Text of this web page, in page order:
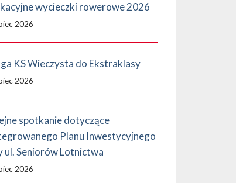
wycieczki rowerowe 2026
2026
KS Wieczysta do Ekstraklasy
2026
spotkanie dotyczące
Planu Inwestycyjnego
ul. Seniorów Lotnictwa
2026